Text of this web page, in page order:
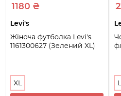
1180 ₴
Levi's
Жіноча футболка Levi's
1161300627 (Зелений XL)
XL L